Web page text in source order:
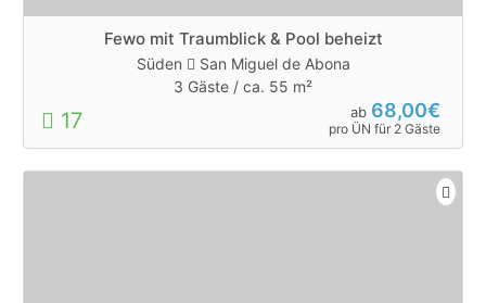
Fewo mit Traumblick & Pool beheizt
Süden
San Miguel de Abona
3 Gäste / ca. 55 m²
17 ab 68,00€
pro ÜN für 2 Gäste